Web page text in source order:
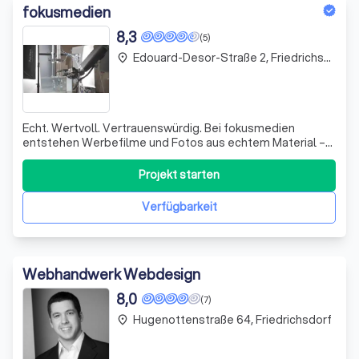
fokusmedien
(5)
8,3
Echt. Wertvoll. Vertrauenswürdig. Bei fokusmedien
entstehen Werbefilme und Fotos aus echtem Material –
authentisch, einzigartig und unverwechselbar. Unsere
Produktionen garantieren höchste Qualität, schaffen
nachhaltiges Vertrauen und echte Markenwerte. Visuell
beindruckende Videos mit kreativen und
Verfügbarkeit
Projekt starten
place Edouard-Desor-Straße 2, Friedrichsdorf
Webhandwerk Webdesign
(7)
8,0
place Hugenottenstraße 64, Friedrichsdorf